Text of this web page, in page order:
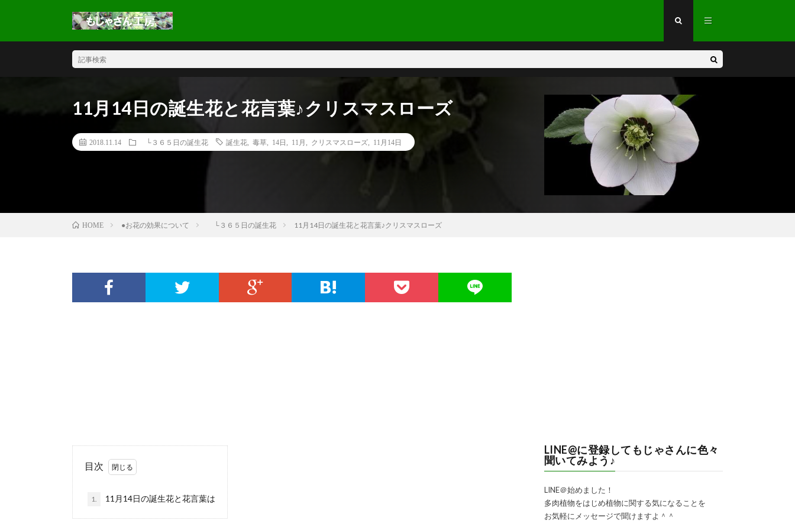
11月14日の誕生花と花言葉♪クリスマスローズ
2018.11.14 └３６５日の誕生花 誕生花 毒草 14日 11月 クリスマスローズ 11月14日
HOME ●お花の効果について └３６５日の誕生花 11月14日の誕生花と花言葉♪クリスマスローズ
目次
1. 11月14日の誕生花と花言葉は
LINE@に登録してもじゃさんに色々
聞いてみよう♪
LINE＠始めました！
多肉植物をはじめ植物に関する気になることを
お気軽にメッセージで聞けますよ＾＾